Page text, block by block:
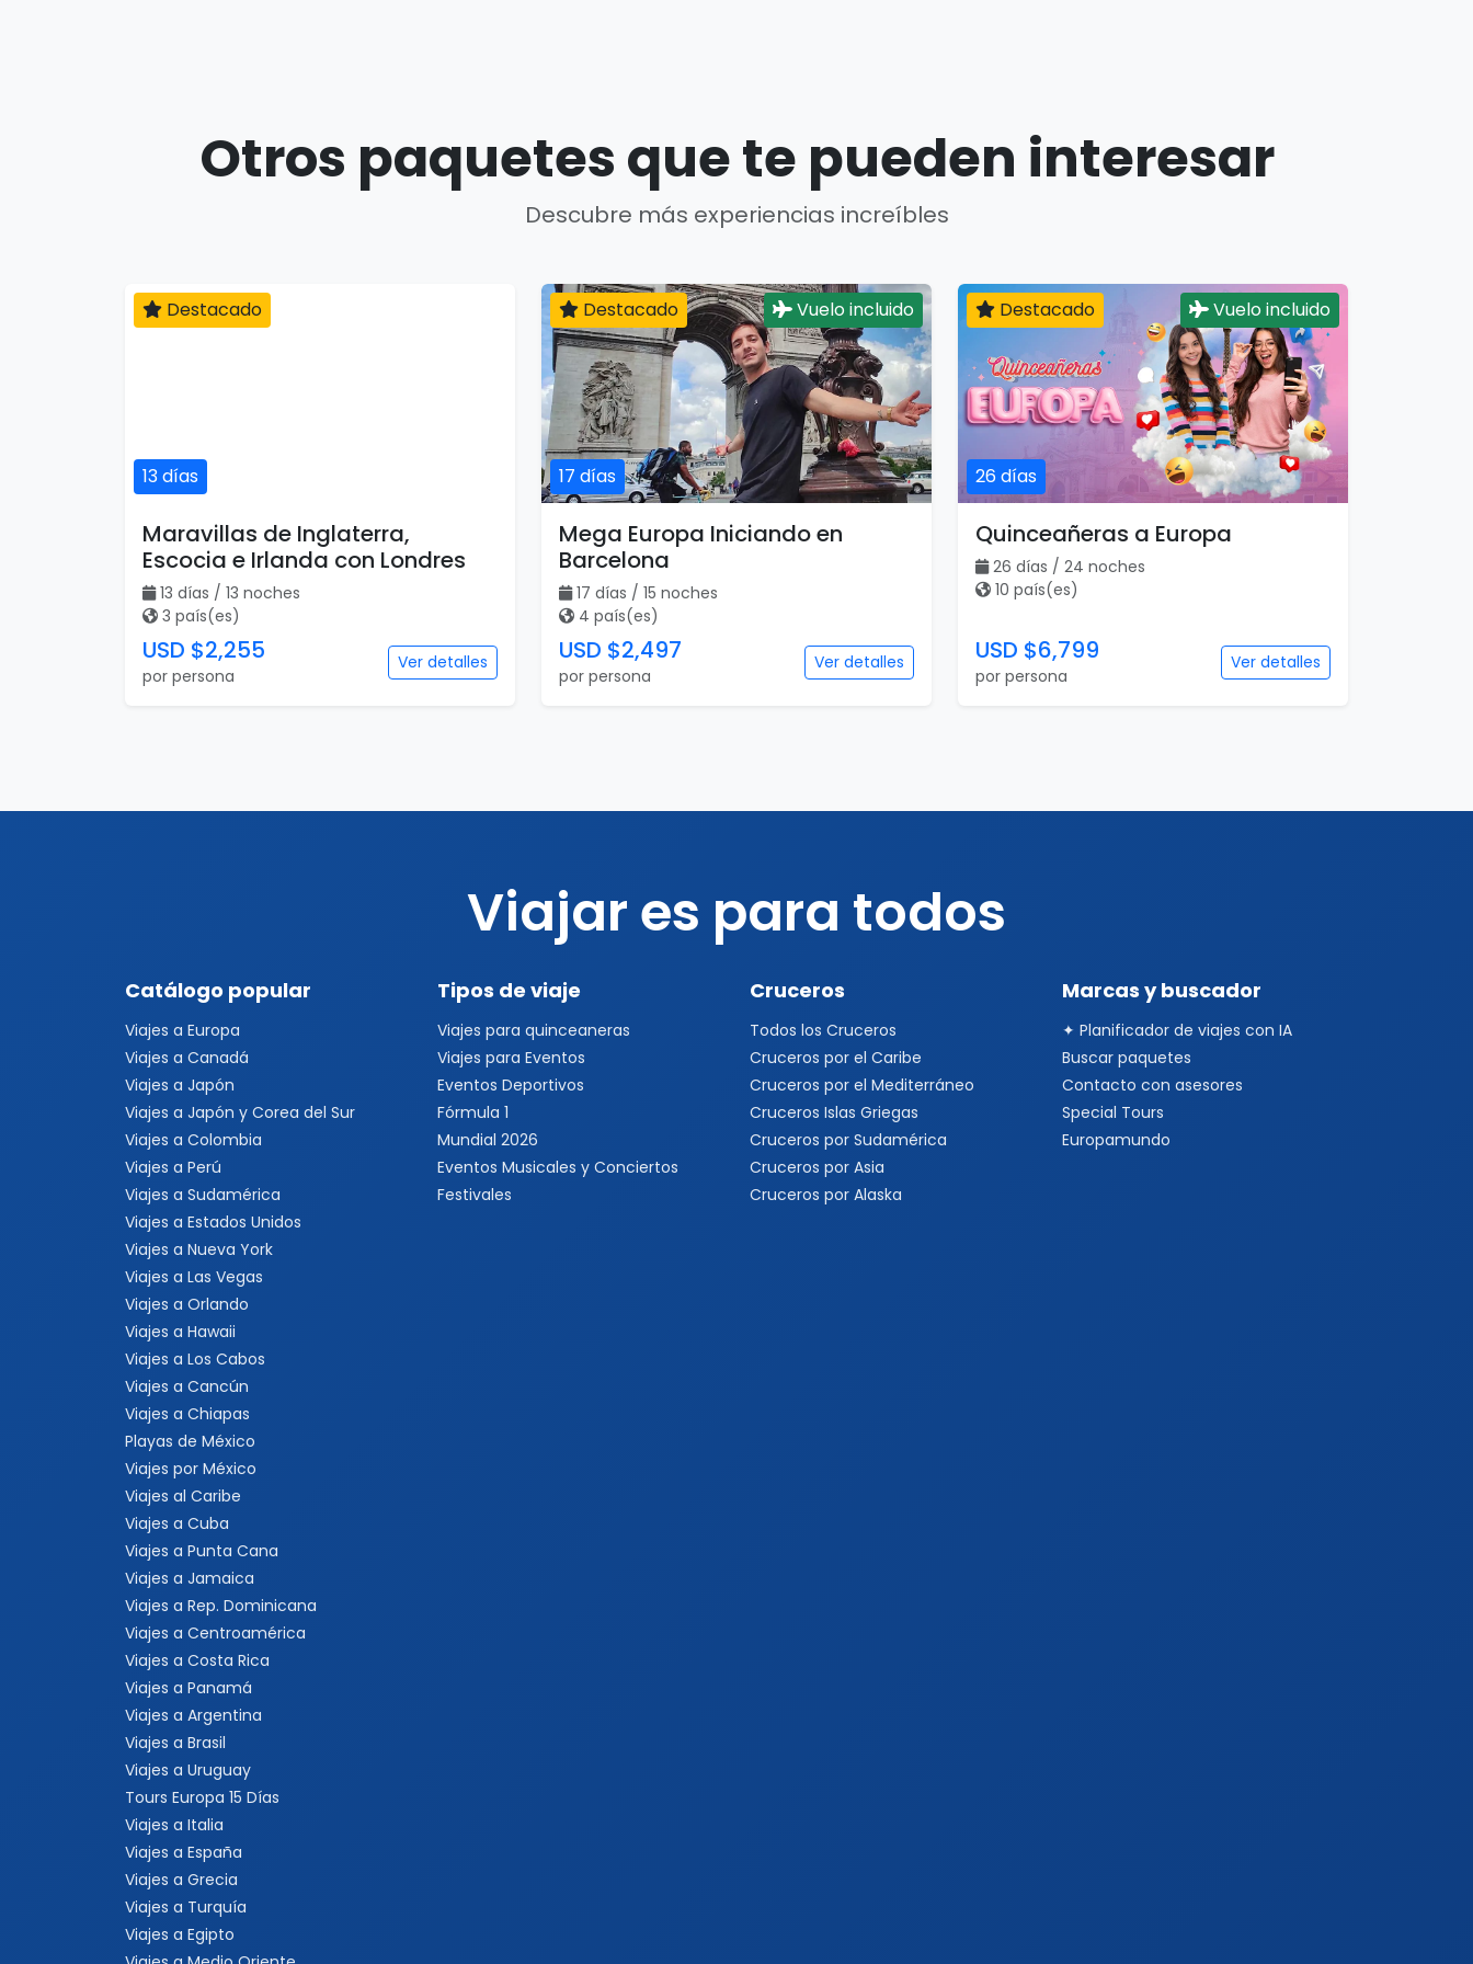
Otros paquetes que te pueden interesar
Descubre más experiencias increíbles
13 días
Destacado
Maravillas de Inglaterra,
Escocia e Irlanda con Londres
13 días / 13 noches
3 país(es)
USD $2,255
por persona
Ver detalles
17 días
Destacado Vuelo incluido
Mega Europa Iniciando en
Barcelona
17 días / 15 noches
4 país(es)
USD $2,497
por persona
Ver detalles
26 días
Destacado Vuelo incluido
Quinceañeras a Europa
26 días / 24 noches
10 país(es)
USD $6,799
por persona
Ver detalles
Viajar es para todos
Catálogo popular
Viajes a Europa
Viajes a Canadá
Viajes a Japón
Viajes a Japón y Corea del Sur
Viajes a Colombia
Viajes a Perú
Viajes a Sudamérica
Viajes a Estados Unidos
Viajes a Nueva York
Viajes a Las Vegas
Viajes a Orlando
Viajes a Hawaii
Viajes a Los Cabos
Viajes a Cancún
Viajes a Chiapas
Playas de México
Viajes por México
Viajes al Caribe
Viajes a Cuba
Viajes a Punta Cana
Viajes a Jamaica
Viajes a Rep. Dominicana
Viajes a Centroamérica
Viajes a Costa Rica
Viajes a Panamá
Viajes a Argentina
Viajes a Brasil
Viajes a Uruguay
Tours Europa 15 Días
Viajes a Italia
Viajes a España
Viajes a Grecia
Viajes a Turquía
Viajes a Egipto
Tipos de viaje
Viajes para quinceaneras
Viajes para Eventos
Eventos Deportivos
Fórmula 1
Mundial 2026
Eventos Musicales y Conciertos
Festivales
Cruceros
Todos los Cruceros
Cruceros por el Caribe
Cruceros por el Mediterráneo
Cruceros Islas Griegas
Cruceros por Sudamérica
Cruceros por Asia
Cruceros por Alaska
Marcas y buscador
✦ Planificador de viajes con IA
Buscar paquetes
Contacto con asesores
Special Tours
Europamundo